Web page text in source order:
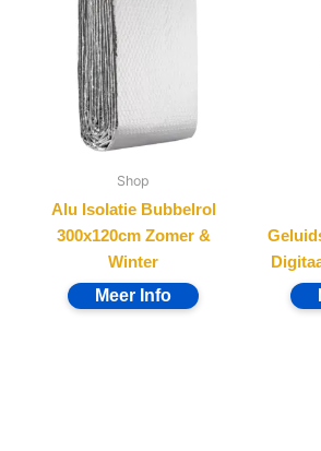
Shop
Alu Isolatie Bubbelrol
300x120cm Zomer &
Winter